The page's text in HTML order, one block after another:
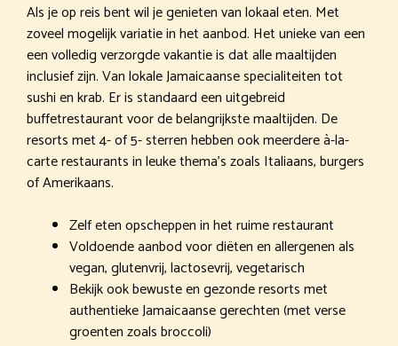
Als je op reis bent wil je genieten van lokaal eten. Met
zoveel mogelijk variatie in het aanbod. Het unieke van een
een volledig verzorgde vakantie is dat alle maaltijden
inclusief zijn. Van lokale Jamaicaanse specialiteiten tot
sushi en krab. Er is standaard een uitgebreid
buffetrestaurant voor de belangrijkste maaltijden. De
resorts met 4- of 5- sterren hebben ook meerdere à-la-
carte restaurants in leuke thema’s zoals Italiaans, burgers
of Amerikaans.
Zelf eten opscheppen in het ruime restaurant
Voldoende aanbod voor diëten en allergenen als
vegan, glutenvrij, lactosevrij, vegetarisch
Bekijk ook bewuste en gezonde resorts met
authentieke Jamaicaanse gerechten (met verse
groenten zoals broccoli)